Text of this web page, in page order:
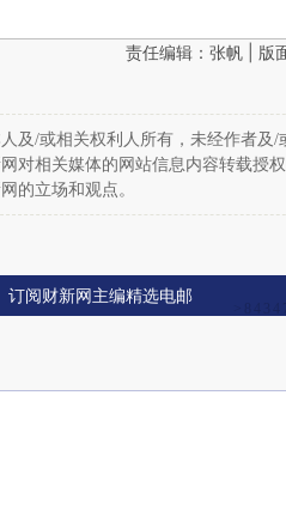
责任编辑：张帆 | 版
及/或相关权利人所有，未经作者及/
对相关媒体的网站信息内容转载授
的立场和观点。
订阅财新网主编精选电邮